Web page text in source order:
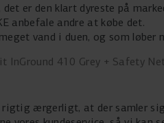
er den klart dyreste på
anbefale andre at købe det.
vand i duen, og som løber
InGround 410 Grey + Safety
ærgerligt, at der samler